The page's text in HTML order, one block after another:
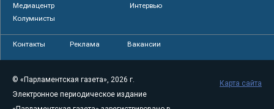
Медиацентр
Интервью
Колумнисты
Контакты Реклама Вакансии
© «Парламентская газета», 2026 г.
Электронное периодическое издание
Карта сайта